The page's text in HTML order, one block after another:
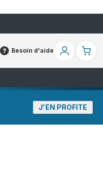
Besoin d'aide
Besoin
Mon
J'EN PROFITE